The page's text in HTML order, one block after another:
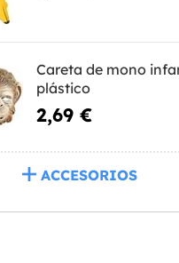
Careta de mono
plástico
2,69 €
ACCESORIOS